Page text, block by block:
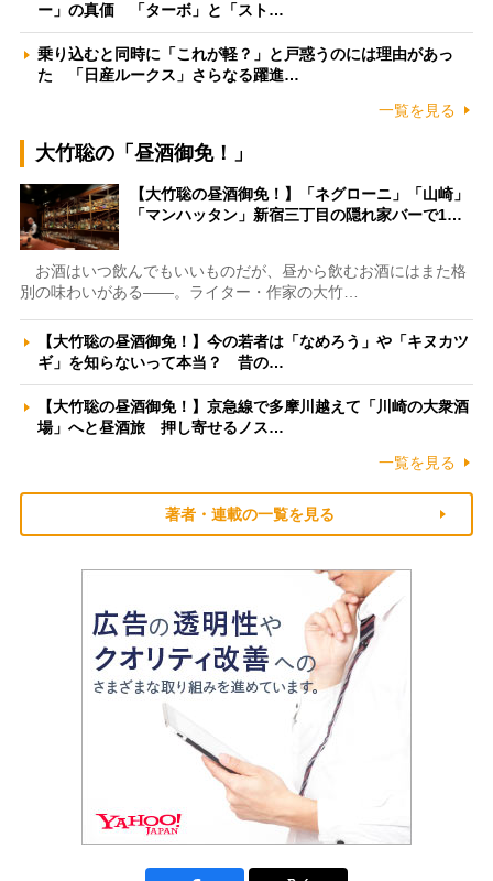
ー」の真価 「ターボ」と「スト…
乗り込むと同時に「これが軽？」と戸惑うのには理由があっ
た 「日産ルークス」さらなる躍進…
一覧を見る
大竹聡の「昼酒御免！」
【大竹聡の昼酒御免！】「ネグローニ」「山崎」
「マンハッタン」新宿三丁目の隠れ家バーで1…
お酒はいつ飲んでもいいものだが、昼から飲むお酒にはまた格
別の味わいがある――。ライター・作家の大竹…
【大竹聡の昼酒御免！】今の若者は「なめろう」や「キヌカツ
ギ」を知らないって本当？ 昔の…
【大竹聡の昼酒御免！】京急線で多摩川越えて「川崎の大衆酒
場」へと昼酒旅 押し寄せるノス…
一覧を見る
著者・連載の一覧を見る